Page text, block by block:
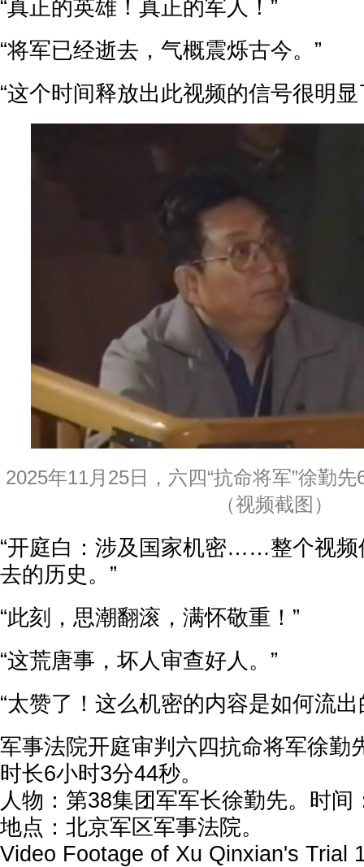
“真正的英雄！真正的军人！”
“将军已经逝去，气概震烁古今。”
“这个时间释放出此视频的信号很明显
2025年11月25日，六四“抗命将军”徐勤
（视频截图）
“开庭白：涉及国家机密……整个视频
去的历史。”
“此刻，思潮翻滚，满怀敬重！”
“这荒唐事，坏人审查好人。”
“太赞了！这么机密的内容是如何流出
军事法院开庭审判六四抗命将军徐勤
时长6小时3分44秒。
人物：第38集团军军长徐勤先。时间
地点：北京军区军事法院。
Video Footage of Xu Qinxian's Trial